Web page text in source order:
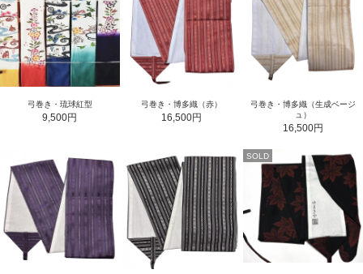
弓巻き・琉球紅型
9,500円
弓巻き・博多織（赤）
16,500円
弓巻き・博多織（生成ベージ
ュ）
16,500円
SOLD